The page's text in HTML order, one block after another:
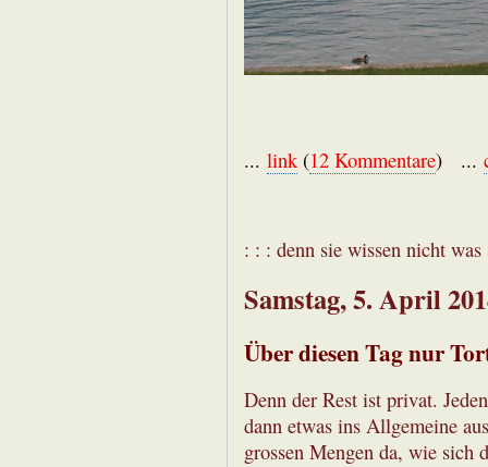
... link (12 Kommentare) ...
: : : denn sie wissen nicht
Samstag, 5. April
Über diesen Tag nur
Denn der Rest ist privat.
dann etwas ins Allgemeine
grossen Mengen da, wie sich